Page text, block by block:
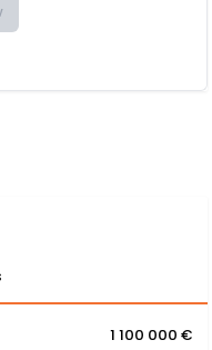
1 100 000 €